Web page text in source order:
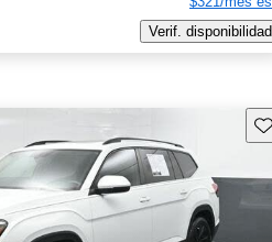
Verif. disponibilidad